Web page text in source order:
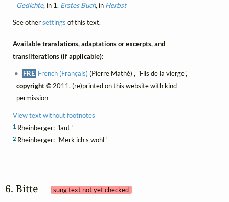
Gedichte, in 1. Erstes Buch, in Herbst
See othersettings of this text.
Available translations, adaptations or excerpts, and
transliterations (if applicable):
FRE French (Français) (Pierre Mathé) , "Fils de la vierge",
copyright ©2011, (re)printed on this website with kind
permission
View text without footnotes
1Rheinberger: "laut"
2Rheinberger: "Merk ich's wohl"
6. Bitte [sung text not yet checked]